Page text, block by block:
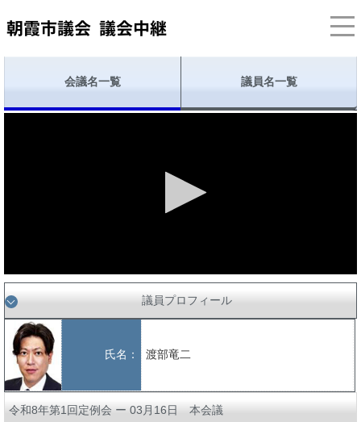
会議名一覧 議員名一覧
議員プロフィール
氏名： 渡部竜二
令和8年第1回定例会 ー 03月16日 本会議